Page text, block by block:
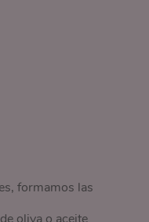
formamos las